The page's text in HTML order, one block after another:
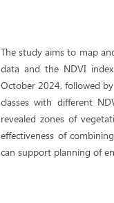
The study aims to map
data and the NDVI
October 2024, followed
classes with different
revealed zones of
effectiveness of
can support planning of